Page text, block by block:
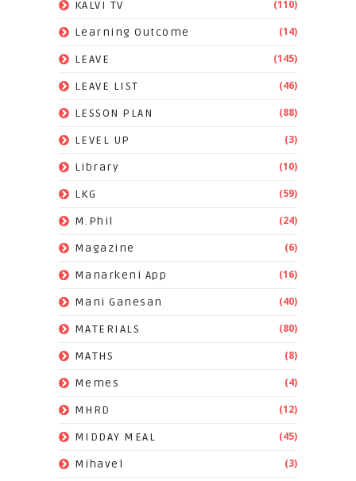
KALVI TV (110)
Learning Outcome (14)
LEAVE (145)
LEAVE LIST (46)
LESSON PLAN (88)
LEVEL UP (3)
Library (10)
LKG (59)
M.Phil (24)
Magazine (6)
Manarkeni App (16)
Mani Ganesan (40)
MATERIALS (80)
MATHS (8)
Memes (4)
MHRD (12)
MIDDAY MEAL (45)
Mihavel (3)